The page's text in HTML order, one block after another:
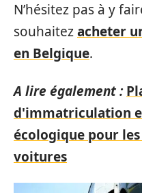
N’hésitez pas à y
souhaitezacheter
en Belgique.
A lire également :
d'immatriculation
écologique pour
voitures